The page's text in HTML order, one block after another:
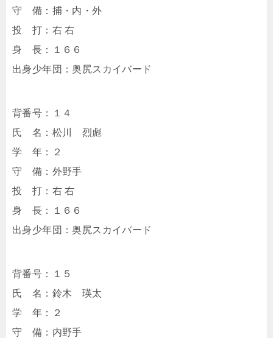
守 備：捕・内・外
投 打：右 右
身 長：１６６
出身少年団：奥尻スカイバード
背番号：１４
氏 名：松川 烈彪
学 年：２
守 備：外野手
投 打：右 右
身 長：１６６
出身少年団：奥尻スカイバード
背番号：１５
氏 名：鈴木 瑛太
学 年：２
守 備：内野手